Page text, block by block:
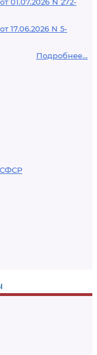
17.06.2026 N 5-
Подробнее...